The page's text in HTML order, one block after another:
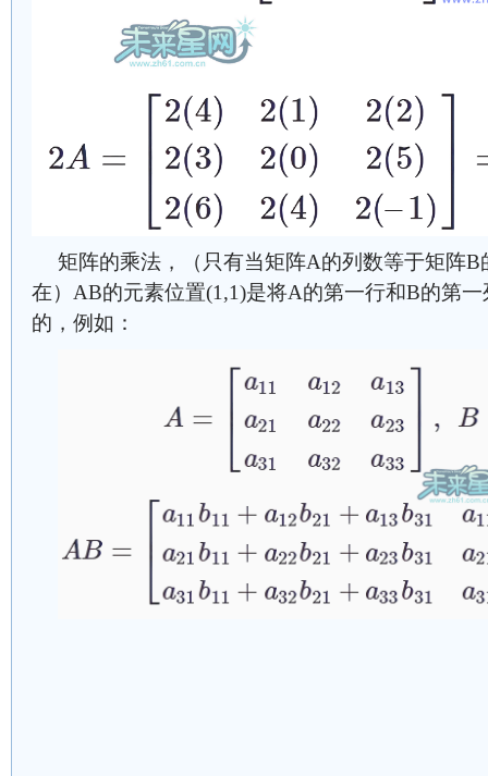
矩阵的乘法，（只有当矩阵A的列数等于矩阵
在）AB的元素位置(1,1)是将A的第一行和B的第
的，例如：